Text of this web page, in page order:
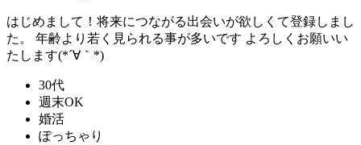
はじめまして！将来につながる出会いが欲しくて登録しまし
た。 年齢より若く見られる事が多いです よろしくお願いい
たします(*´∀｀*)
30代
週末OK
婚活
ぽっちゃり